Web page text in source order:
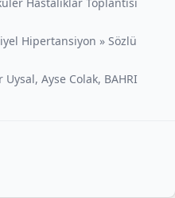
Hipertansiyon » Sözlü
Ayse Colak, BAHRI